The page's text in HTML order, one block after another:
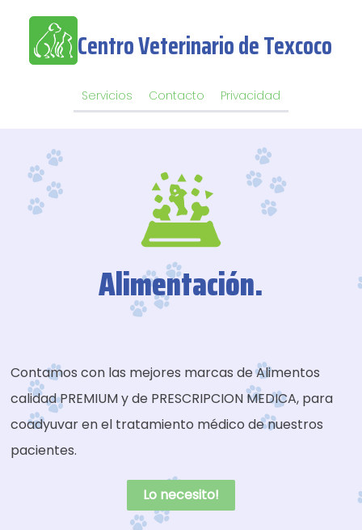
Centro Veterinario de Texcoco
Servicios Contacto Privacidad
Alimentación.
Contamos con las mejores marcas de Alimentos
calidad PREMIUM y de PRESCRIPCION MEDICA, para
coadyuvar en el tratamiento médico de nuestros
pacientes.
Lo necesito!